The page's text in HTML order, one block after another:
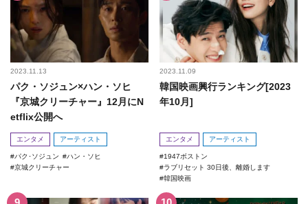
2023.11.13
パク・ソジュン×ハン・ソヒ
『京城クリーチャー』12月にN
etflix公開へ
エンタメ アーティスト
パク･ソジュン
ハン・ソヒ
京城クリーチャー
2023.11.09
韓国映画興行ランキング[2023
年10月]
エンタメ アーティスト
1947ボストン
ラブリセット 30日後、離婚します
韓国映画